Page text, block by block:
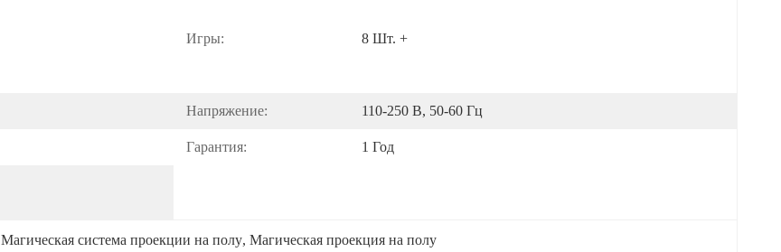
Игры: 8 Шт. +
Напряжение: 110-250 В, 50-60 Гц
Гарантия: 1 Год
Магическая система проекции на полу, Магическая проекция на полу